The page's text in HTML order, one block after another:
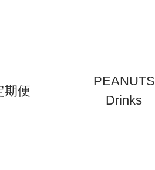
期便
PEANUTS
Drinks